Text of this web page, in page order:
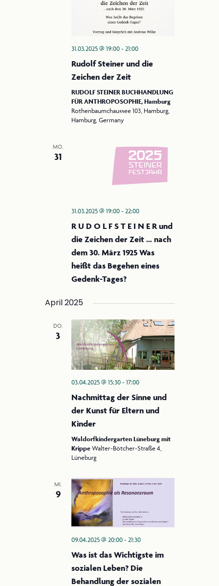
a
t
o
a
v
a
31.03.2025 @ 19:00-21:00
Rudolf Steiner und die
Zeichen der Zeit
RUDOLF STEINER BUCHHANDLUNG
FÜR ANTHROPOSOPHIE, Hamburg
Rothenbaumchaussee 103, Hamburg,
Hamburg, Germany
MO.
31
31.03.2025 @ 19:00-22:00
R U D O L F S T E I N E R und
die Zeichen der Zeit … nach
dem 30. März 1925 Was
heißt das Begehen eines
Gedenk-Tages?
April 2025
DO.
3
03.04.2025 @ 15:30-17:00
Nachmittag der Sinne und
der Kunst für Eltern und
Kinder
Waldorfkindergarten Lüneburg mit
KrippeWalter-Bötcher-Straße 4,
Lüneburg
MI.
9
09.04.2025 @ 20:00-21:30
Was ist das Wichtigste im
sozialen Leben? Die
Behandlung der sozialen